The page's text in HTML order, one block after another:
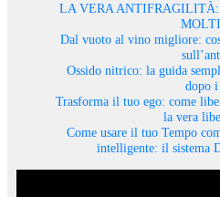
LA VERA ANTIFRAGILITÀ:
Dal vuoto al vino migliore:
Ossido nitrico: la guida
dopo
Trasforma il tuo ego: come
la vera
Come usare il tuo Tempo
intelligente: il sistema